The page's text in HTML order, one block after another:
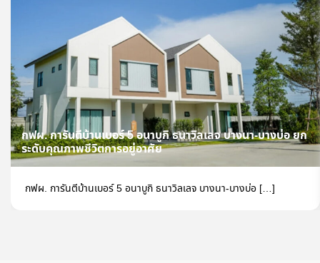
กฟผ. การันตีบ้านเบอร์ 5 อนาบูกิ ธนาวิลเลจ บางนา-บางบ่อ ยก
ระดับคุณภาพชีวิตการอยู่อาศัย
กฟผ. การันตีบ้านเบอร์ 5 อนาบูกิ ธนาวิลเลจ บางนา-บางบ่อ […]